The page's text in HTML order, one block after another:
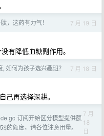
，这药有力气！ 7 月 19 日
有降低血糖副作用。
如何为孩子选兴趣班？ 7 月 18 日
己再选择深耕。
go 订阅开始区分模型提供额
的额度，请各位注意用量。
7 月
18
日